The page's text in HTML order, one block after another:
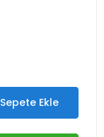
Sepete Ekle